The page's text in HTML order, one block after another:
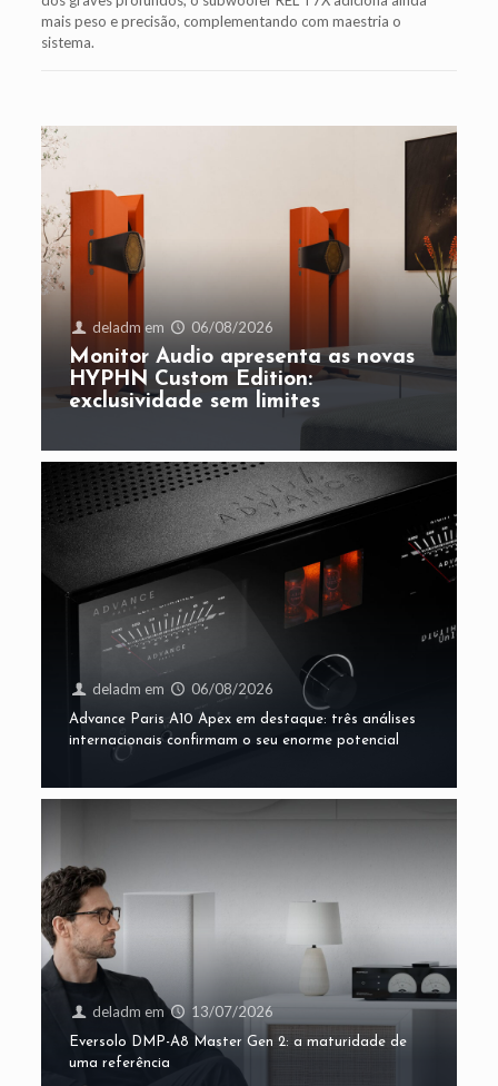
mais peso e precisão, complementando com maestria o
sistema.
deladm em 06/08/2026
Monitor Audio apresenta as novas
HYPHN Custom Edition:
exclusividade sem limites
deladm em 06/08/2026
Advance Paris A10 Apex em destaque: três análises
internacionais confirmam o seu enorme potencial
deladm em 13/07/2026
Eversolo DMP-A8 Master Gen 2: a maturidade de
uma referência